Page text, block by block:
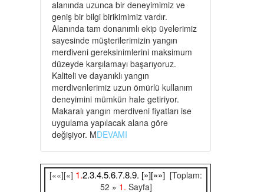
alanında uzunca bir deneyimimiz ve
geniş bir bilgi birikimimiz vardır.
Alanında tam donanımlı ekip üyelerimiz
sayesinde müşterilerimizin yangın
merdiveni gereksinimlerini maksimum
düzeyde karşılamayı başarıyoruz.
Kaliteli ve dayanıklı yangın
merdivenlerimiz uzun ömürlü kullanım
deneyimini mümkün hale getiriyor.
Makaralı yangın merdiveni fiyatları ise
uygulama yapılacak alana göre
değişiyor. MDEVAMI
[««][«] 1.2.3.4.5.6.7.8.9. [»][»»] [Toplam:
52 » 1. Sayfa]